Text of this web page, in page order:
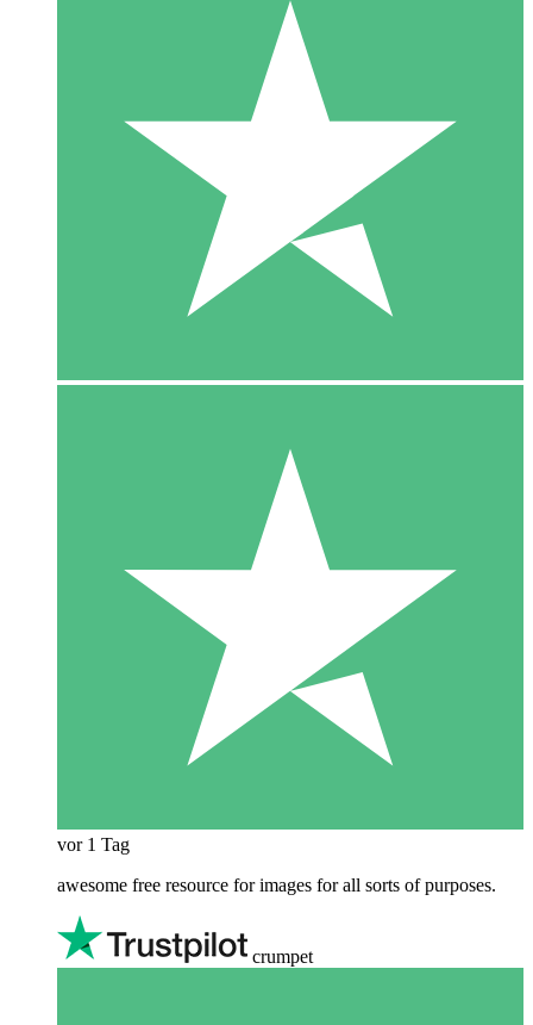
vor 1 Tag
awesome free resource for images for all sorts of purposes.
crumpet